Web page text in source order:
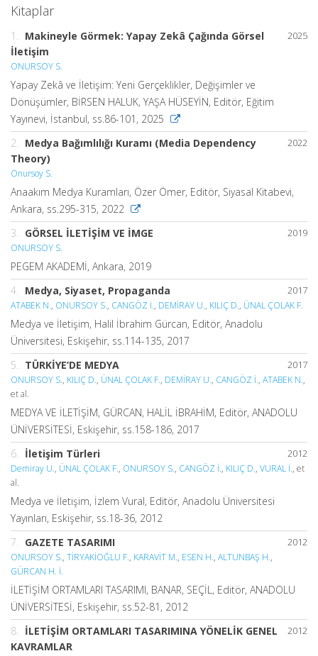
Kitaplar
2025
1. Makineyle Görmek: Yapay Zekâ Çağında Görsel
İletişim
ONURSOY S.
Yapay Zekâ ve İletişim: Yeni Gerçeklikler, Değişimler ve
Dönüşümler, BİRSEN HALUK, YAŞA HÜSEYİN, Editör, Eğitim
Yayınevi, İstanbul, ss.86-101, 2025
2022
2. Medya Bağımlılığı Kuramı (Media Dependency
Theory)
Onursoy S.
Anaakım Medya Kuramları, Özer Ömer, Editör, Siyasal Kitabevi,
Ankara, ss.295-315, 2022
2019
3. GÖRSEL İLETİŞİM VE İMGE
ONURSOY S.
PEGEM AKADEMİ, Ankara, 2019
2017
4. Medya, Siyaset, Propaganda
ATABEK N., ONURSOY S., CANGÖZ İ., DEMİRAY U., KILIÇ D., ÜNAL ÇOLAK F.
Medya ve İletişim, Halil İbrahim Gürcan, Editör, Anadolu
Üniversitesi, Eskişehir, ss.114-135, 2017
2017
5. TÜRKİYE’DE MEDYA
ONURSOY S., KILIÇ D., ÜNAL ÇOLAK F., DEMİRAY U., CANGÖZ İ., ATABEK N.,
et al.
MEDYA VE İLETİŞİM, GÜRCAN, HALİL İBRAHİM, Editör, ANADOLU
ÜNİVERSİTESİ, Eskişehir, ss.158-186, 2017
2012
6. İletişim Türleri
Demiray U., ÜNAL ÇOLAK F., ONURSOY S., CANGÖZ İ., KILIÇ D., VURAL İ., et
al.
Medya ve İletişim, İzlem Vural, Editör, Anadolu Üniversitesi
Yayınları, Eskişehir, ss.18-36, 2012
2012
7. GAZETE TASARIMI
ONURSOY S., TİRYAKİOĞLU F., KARAVİT M., ESEN H., ALTUNBAŞ H.,
GÜRCAN H. İ.
İLETİŞİM ORTAMLARI TASARIMI, BANAR, SEÇİL, Editör, ANADOLU
ÜNİVERSİTESİ, Eskişehir, ss.52-81, 2012
2012
8. İLETİŞİM ORTAMLARI TASARIMINA YÖNELİK GENEL
KAVRAMLAR